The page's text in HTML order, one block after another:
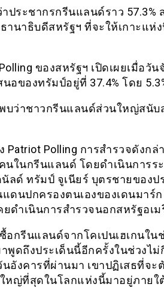
าประชากรกรีนแลนด์ราว 57.3%
านาธิบดีสหรัฐฯ ที่จะให้เกาะแห่
ของสหรัฐฯ เปิดเผยเมื่อวั
อของทรัมป์อยู่ที่ 37.4% โดย
พบว่าชาวกรีนแลนด์ส่วนใหญ่สนับ
Patriot Polling การสำรวจดังกล่
นในกรีนแลนด์ โดยดำเนินการร
ลด์ ทรัมป์ จูเนียร์ บุตรชายของป
แดนปกครองตนเองของเดนมาร์
ยดำเนินการสำรวจนอกสหรัฐอเ
อกรีนแลนด์จากโคเปนเฮเกนใน
พูดถึงประเด็นนี้อีกครั้งในช่วงไ
นอังคารที่ผ่านมา เขาปฏิเสธที่จะ
ใหญ่ที่สุดในโลกแห่งนี้มาอยู่ภาย